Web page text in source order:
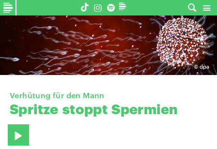
©dpa
Verhütung für den Mann
Spritze stoppt Spermien